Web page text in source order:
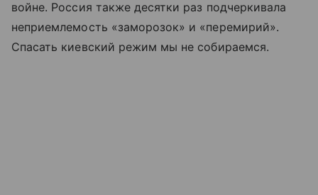
войне. Россия также десятки раз подчеркивала
неприемлемость «заморозок» и «перемирий».
Спасать киевский режим мы не собираемся.